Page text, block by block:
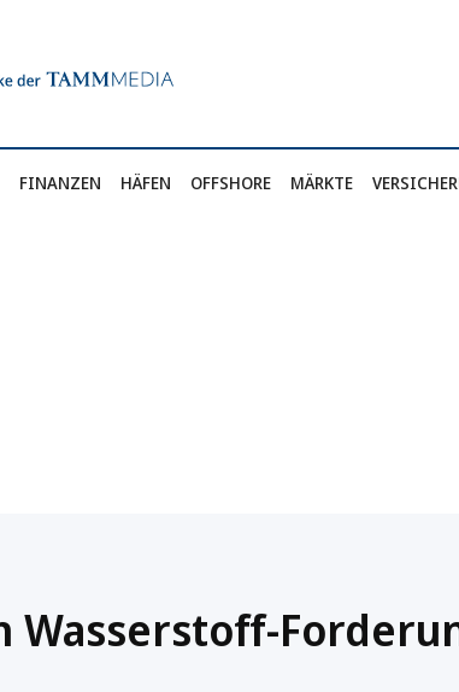
FINANZEN HÄFEN OFFSHORE MÄRKTE
Wasserstoff-